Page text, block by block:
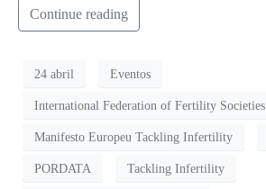
Continue reading
24 abril Eventos
International Federation of Fertility Societies
Manifesto Europeu Tackling Infertility
PORDATA Tackling Infertility